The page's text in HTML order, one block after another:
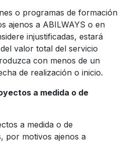
o programas de formación
ajenos a ABILWAYS o en
injustificadas, estará
valor total del servicio
con menos de un
de realización o inicio.
a medida o de
a medida o de
por motivos ajenos a